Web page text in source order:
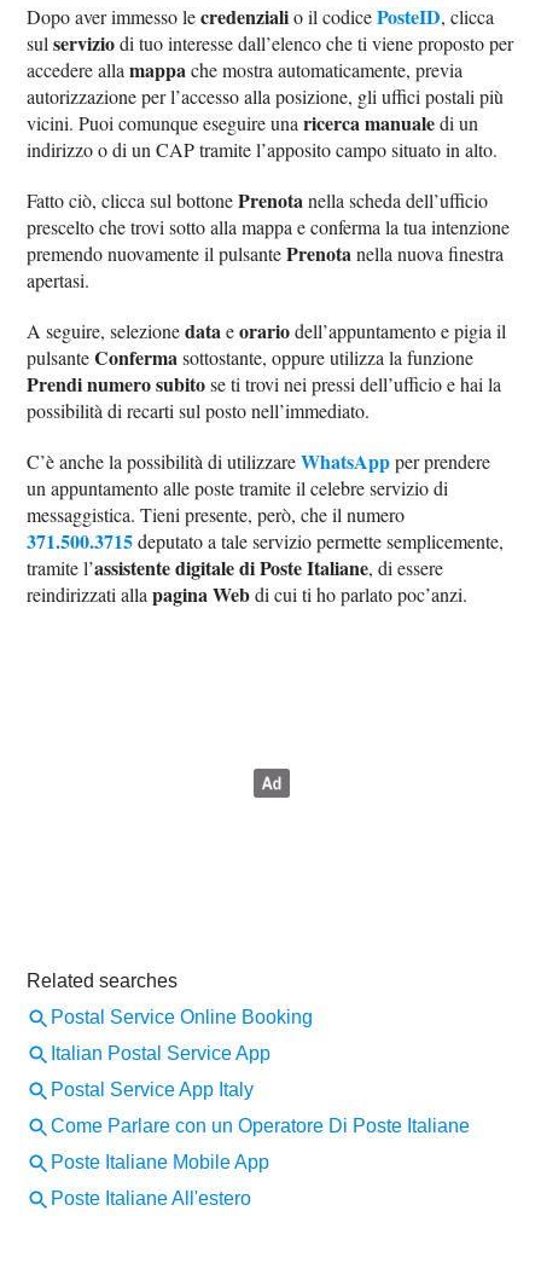
Dopo aver immesso lecredenzialio il codicePosteID, clicca
sulserviziodi tuo interesse dall’elenco che ti viene proposto per
accedere allamappa che mostra automaticamente, previa
autorizzazione per l’accesso alla posizione, gli uffici postali più
vicini. Puoi comunque eseguire unaricerca manualedi un
indirizzo o di un CAP tramite l’apposito campo situato in alto.
Fatto ciò, clicca sul bottonePrenota nella scheda dell’ufficio
prescelto che trovi sotto alla mappa e conferma la tua intenzione
premendo nuovamente il pulsantePrenota nella nuova finestra
apertasi.
A seguire, selezionedata eorariodell’appuntamento e pigia il
pulsanteConferma sottostante, oppure utilizza la funzione
Prendi numero subitose ti trovi nei pressi dell’ufficio e hai la
possibilità di recarti sul posto nell’immediato.
C’è anche la possibilità di utilizzareWhatsAppper prendere
un appuntamento alle poste tramite il celebre servizio di
messaggistica. Tieni presente, però, che il numero
371.500.3715deputato a tale servizio permette semplicemente,
tramite l’assistente digitale di Poste Italiane, di essere
reindirizzati allapagina Webdi cui ti ho parlato poc’anzi.